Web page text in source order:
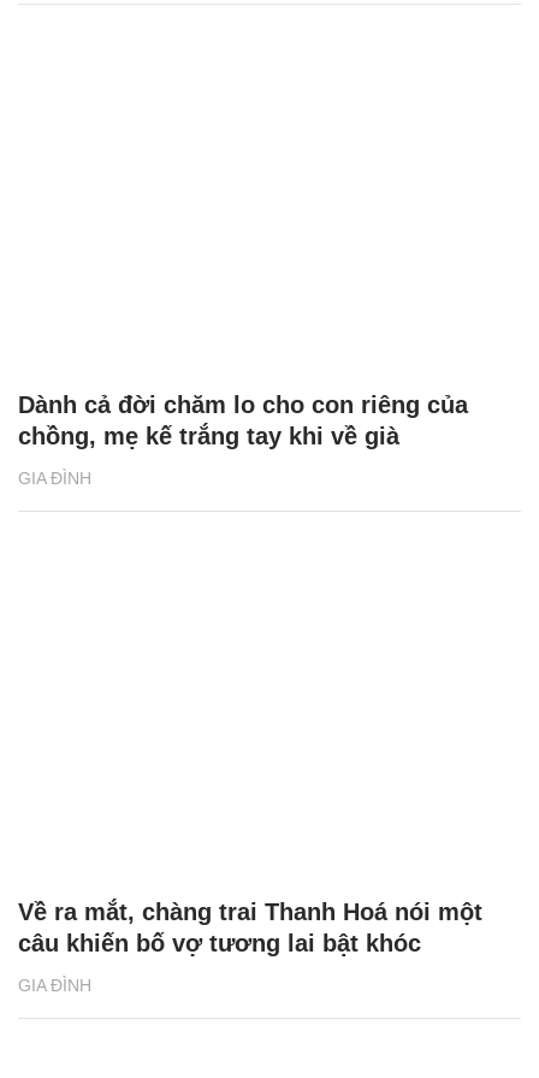
GIA ĐÌNH
Dành cả đời chăm lo cho con riêng của
chồng, mẹ kế trắng tay khi về già
GIA ĐÌNH
Về ra mắt, chàng trai Thanh Hoá nói một
câu khiến bố vợ tương lai bật khóc